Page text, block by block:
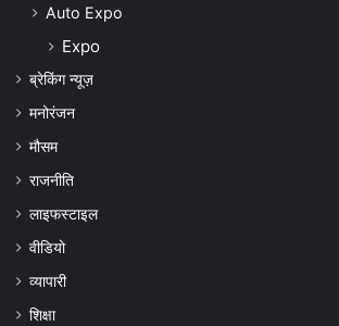
Auto Expo
Expo
ब्रेकिंग न्यूज़
मनोरंजन
मौसम
राजनीति
लाइफस्टाइल
वीडियो
व्यापारी
शिक्षा